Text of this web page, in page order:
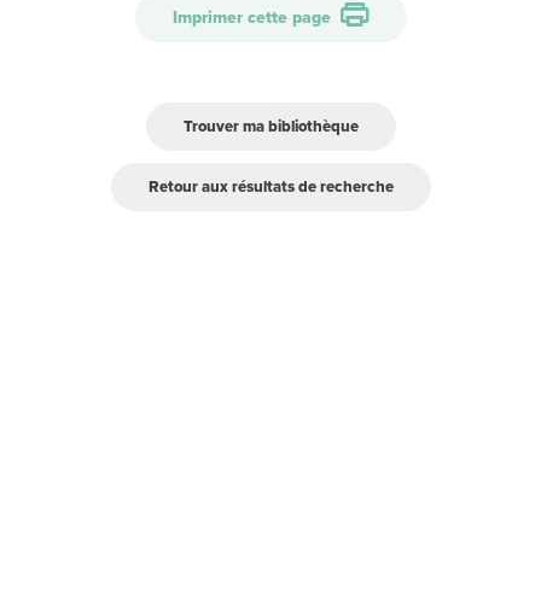
Imprimer cette page
Trouver ma bibliothèque
Retour aux résultats de recherche